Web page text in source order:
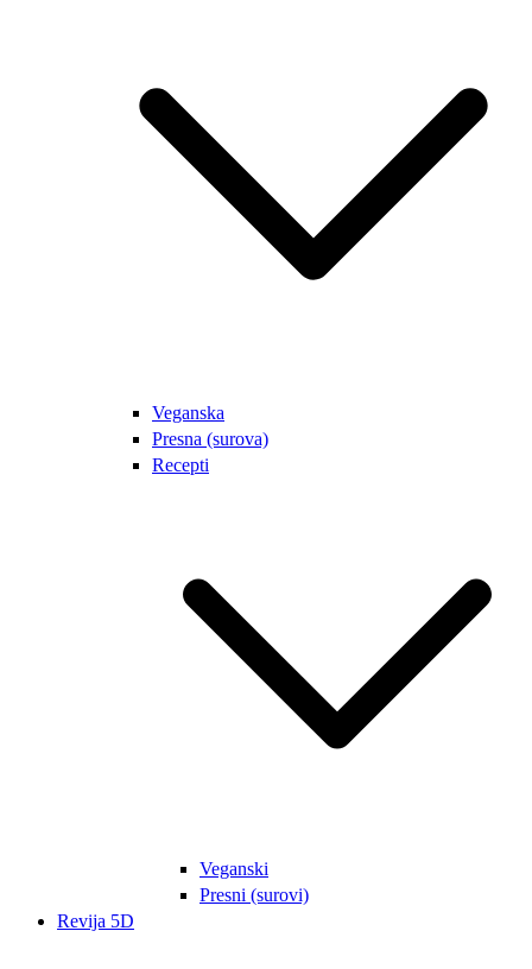
Veganska
Presna (surova)
Recepti
Veganski
Presni (surovi)
Revija 5D